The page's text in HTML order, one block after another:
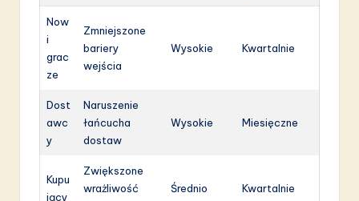
Now
i
grac
ze
Zmniejszone
bariery
wejścia
Wysokie Kwartalnie
Dost
awc
y
Naruszenie
łańcucha
dostaw
Wysokie Miesięczne
Kupu
jący
Zwiększone
wrażliwość
Średnio Kwartalnie